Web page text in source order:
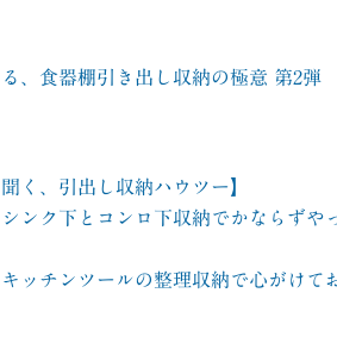
、食器棚引き出し収納の極意 第2弾
く、引出し収納ハウツー】
ンク下とコンロ下収納でかならずや
ッチンツールの整理収納で心がけて